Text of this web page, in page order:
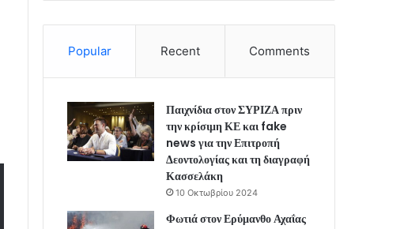
Popular Recent Comments
Παιχνίδια στον ΣΥΡΙΖΑ πριν
την κρίσιμη ΚΕ και fake
news για την Επιτροπή
Δεοντολογίας και τη διαγραφή
Κασσελάκη
10 Οκτωβρίου 2024
Φωτιά στον Ερύμανθο Αχαΐας